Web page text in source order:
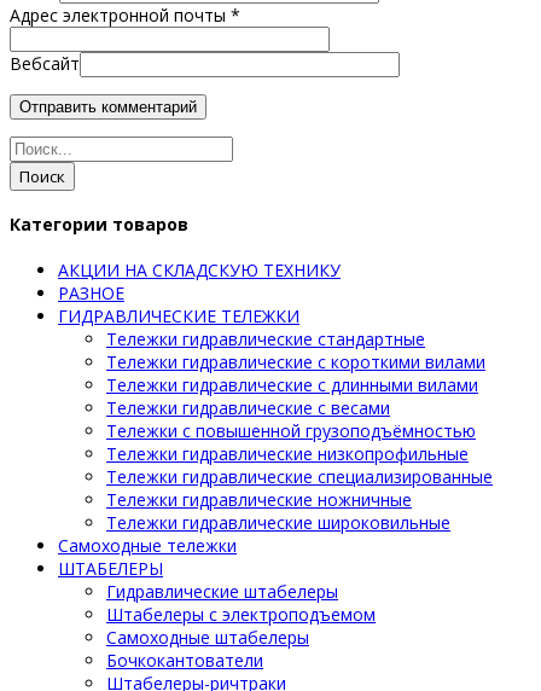
Адрес электронной почты *
Вебсайт
Поиск
Категории товаров
АКЦИИ НА СКЛАДСКУЮ ТЕХНИКУ
РАЗНОЕ
ГИДРАВЛИЧЕСКИЕ ТЕЛЕЖКИ
Тележки гидравлические стандартные
Тележки гидравлические с короткими вилами
Тележки гидравлические с длинными вилами
Тележки гидравлические с весами
Тележки с повышенной грузоподъёмностью
Тележки гидравлические низкопрофильные
Тележки гидравлические специализированные
Тележки гидравлические ножничные
Тележки гидравлические широковильные
Самоходные тележки
ШТАБЕЛЕРЫ
Гидравлические штабелеры
Штабелеры с электроподъемом
Самоходные штабелеры
Бочкокантователи
Штабелеры-ричтраки